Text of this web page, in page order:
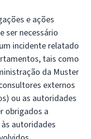
e ações
ser necessário
incidente relatado
tais como
da Muster
externos
ou as autoridades
obrigados a
autoridades